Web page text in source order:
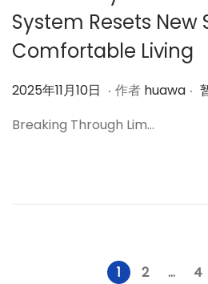
System Resets
Comfortable Living
作
2025年11月10日 2
2
1
. 作者 huawa .
Breaking Through Lim…
1 2 … 4